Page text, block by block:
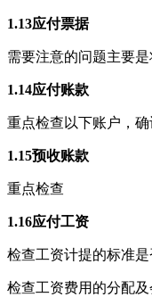
1.13应付票据
需要注意的问题主要
1.14应付账款
重点检查以下账户，
1.15预收账款
重点检查
1.16应付工资
检查工资计提的标准
检查工资费用的分配